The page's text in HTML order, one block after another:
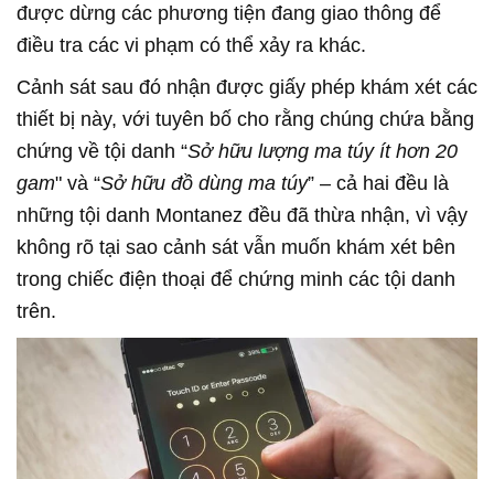
được dừng các phương tiện đang giao thông để
điều tra các vi phạm có thể xảy ra khác.
Cảnh sát sau đó nhận được giấy phép khám xét các
thiết bị này, với tuyên bố cho rằng chúng chứa bằng
chứng về tội danh “Sở hữu lượng ma túy ít hơn 20
gam" và “Sở hữu đồ dùng ma túy” – cả hai đều là
những tội danh Montanez đều đã thừa nhận, vì vậy
không rõ tại sao cảnh sát vẫn muốn khám xét bên
trong chiếc điện thoại để chứng minh các tội danh
trên.